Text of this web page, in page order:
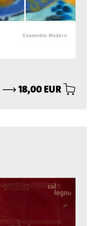
⟶18,00 EUR